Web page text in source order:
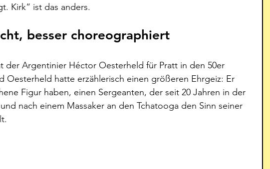
Kirk“ ist das anders.
besser choreographiert
der Argentinier Héctor Oesterheld für Pratt in den 50er
Oesterheld hatte erzählerisch einen größeren Ehrgeiz: Er
Figur haben, einen Sergeanten, der seit 20 Jahren in der
nach einem Massaker an den Tchatooga den Sinn seiner